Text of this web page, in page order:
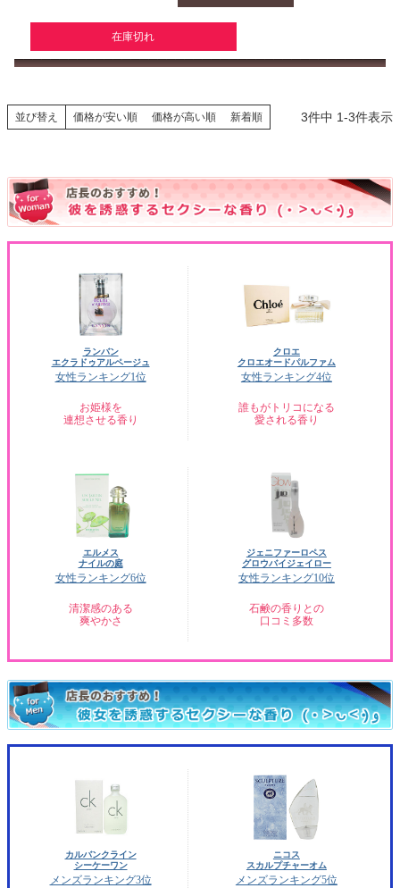
在庫切れ
並び替え 価格が安い順 価格が高い順 新着順 3件中 1-3件表示
ランバン
エクラドゥアルページュ
女性ランキング1位
お姫様を
連想させる香り
クロエ
クロエオードパルファム
女性ランキング4位
誰もがトリコになる
愛される香り
エルメス
ナイルの庭
女性ランキング6位
清潔感のある
爽やかさ
ジェニファーロペス
グロウバイジェイロー
女性ランキング10位
石鹸の香りとの
口コミ多数
カルバンクライン
シーケーワン
メンズランキング3位
ニコス
スカルプチャーオム
メンズランキング5位